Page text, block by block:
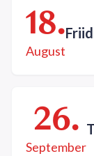
18.
August
26.
September